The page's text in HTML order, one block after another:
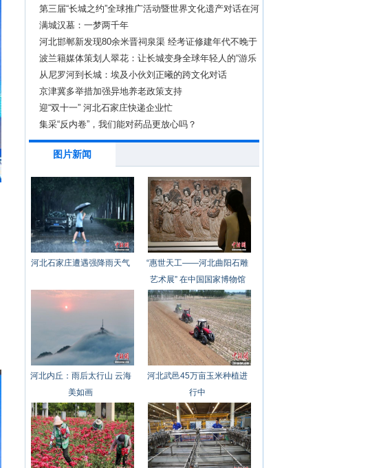
第三届“长城之约”全球推广活动暨世界文化遗产对话在河
北涞源启幕
满城汉墓：一梦两千年
河北邯郸新发现80余米晋祠泉渠 经考证修建年代不晚于
明代
波兰籍媒体策划人翠花：让长城变身全球年轻人的“游乐
场”
从尼罗河到长城：埃及小伙刘正曦的跨文化对话
京津冀多举措加强异地养老政策支持
迎“双十一” 河北石家庄快递企业忙
集采“反内卷”，我们能对药品更放心吗？
图片新闻
河北石家庄遭遇强降雨天气
“惠世天工——河北曲阳石雕
艺术展” 在中国国家博物馆
开幕
河北内丘：雨后太行山 云海
美如画
河北武邑45万亩玉米种植进
行中